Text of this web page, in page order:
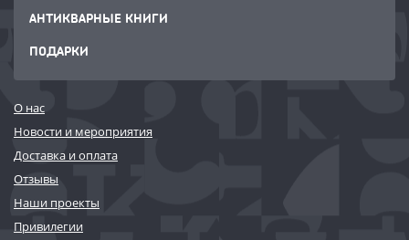
АНТИКВАРНЫЕ КНИГИ
ПОДАРКИ
О нас
Новости и мероприятия
Доставка и оплата
Отзывы
Наши проекты
Привилегии